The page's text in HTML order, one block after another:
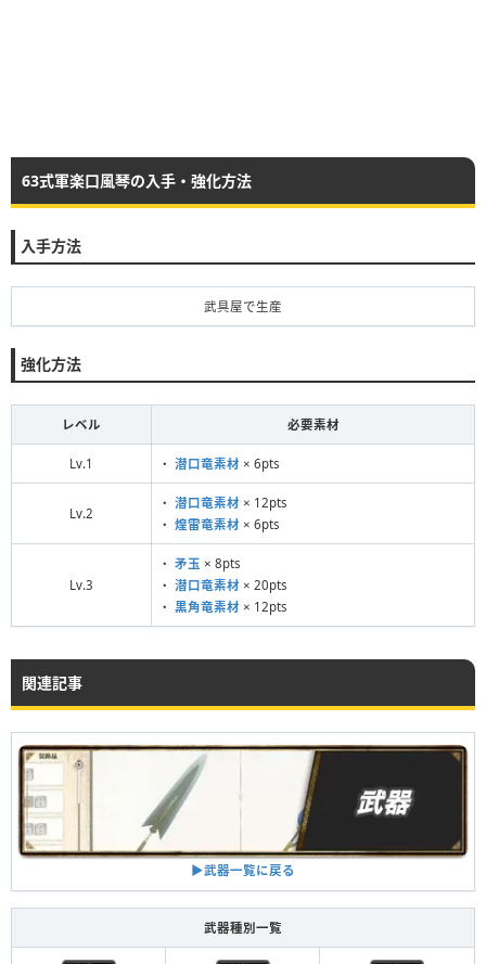
63式軍楽口風琴の入手・強化方法
入手方法
武具屋で生産
強化方法
レベル 必要素材
Lv.1 ・ 潜口竜素材 × 6pts
Lv.2
・ 潜口竜素材 × 12pts
・ 煌雷竜素材 × 6pts
Lv.3
・ 矛玉 × 8pts
・ 潜口竜素材 × 20pts
・ 黒角竜素材 × 12pts
関連記事
▶︎武器一覧に戻る
武器種別一覧